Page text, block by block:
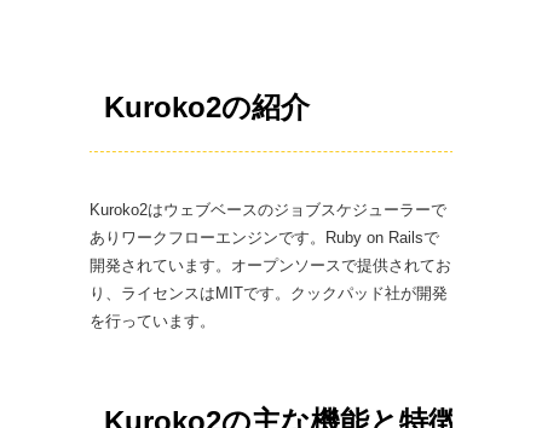
Kuroko2の紹介
Kuroko2はウェブベースのジョブスケジューラーで
ありワークフローエンジンです。Ruby on Railsで
開発されています。オープンソースで提供されてお
り、ライセンスはMITです。クックパッド社が開発
を行っています。